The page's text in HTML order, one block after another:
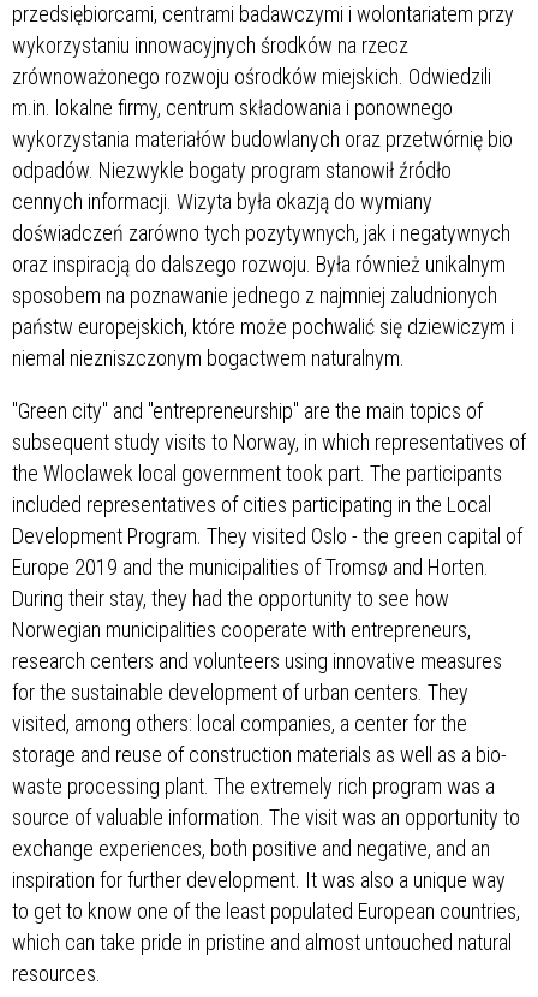
przedsiębiorcami, centrami badawczymi i wolontariatem przy
wykorzystaniu innowacyjnych środków na rzecz
zrównoważonego rozwoju ośrodków miejskich. Odwiedzili
m.in. lokalne firmy, centrum składowania i ponownego
wykorzystania materiałów budowlanych oraz przetwórnię bio
odpadów. Niezwykle bogaty program stanowił źródło
cennych informacji. Wizyta była okazją do wymiany
doświadczeń zarówno tych pozytywnych, jak i negatywnych
oraz inspiracją do dalszego rozwoju. Była również unikalnym
sposobem na poznawanie jednego z najmniej zaludnionych
państw europejskich, które może pochwalić się dziewiczym i
niemal niezniszczonym bogactwem naturalnym.
"Green city" and "entrepreneurship" are the main topics of
subsequent study visits to Norway, in which representatives of
the Wloclawek local government took part. The participants
included representatives of cities participating in the Local
Development Program. They visited Oslo - the green capital of
Europe 2019 and the municipalities of Tromsø and Horten.
During their stay, they had the opportunity to see how
Norwegian municipalities cooperate with entrepreneurs,
research centers and volunteers using innovative measures
for the sustainable development of urban centers. They
visited, among others: local companies, a center for the
storage and reuse of construction materials as well as a bio-
waste processing plant. The extremely rich program was a
source of valuable information. The visit was an opportunity to
exchange experiences, both positive and negative, and an
inspiration for further development. It was also a unique way
to get to know one of the least populated European countries,
which can take pride in pristine and almost untouched natural
resources.